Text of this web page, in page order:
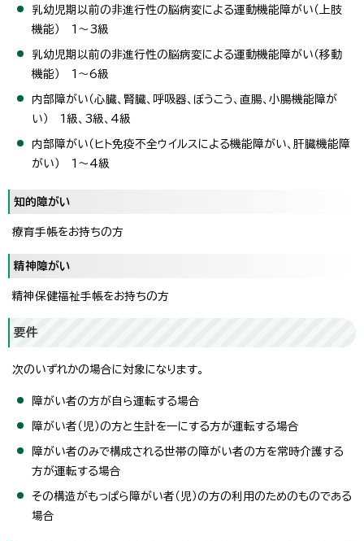
乳幼児期以前の非進行性の脳病変による運動機能障がい（上肢
機能） 1～3級
乳幼児期以前の非進行性の脳病変による運動機能障がい（移動
機能） 1～6級
内部障がい（心臓、腎臓、呼吸器、ぼうこう、直腸、小腸機能障が
い） 1級、3級、4級
内部障がい（ヒト免疫不全ウイルスによる機能障がい、肝臓機能障
がい） 1～4級
知的障がい
療育手帳をお持ちの方
精神障がい
精神保健福祉手帳をお持ちの方
要件
次のいずれかの場合に対象になります。
障がい者の方が自ら運転する場合
障がい者（児）の方と生計を一にする方が運転する場合
障がい者のみで構成される世帯の障がい者の方を常時介護する
方が運転する場合
その構造がもっぱら障がい者（児）の方の利用のためのものである
場合